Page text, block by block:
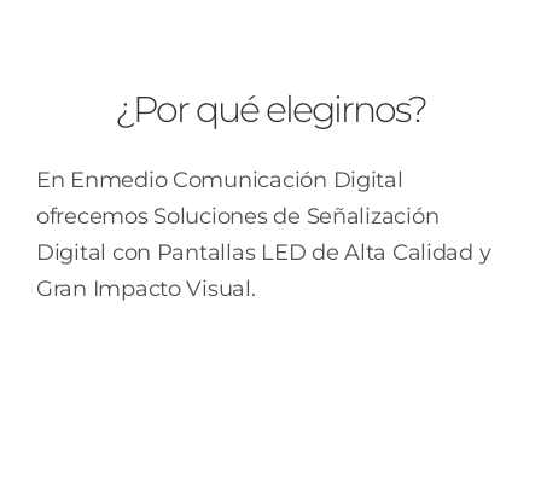
¿Por qué elegirnos?
En Enmedio Comunicación Digital
ofrecemos Soluciones de Señalización
Digital con Pantallas LED de Alta Calidad y
Gran Impacto Visual.